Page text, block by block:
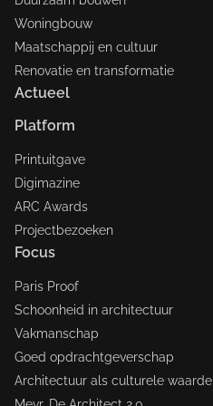
Woningbouw
Maatschappij en cultuur
Renovatie en transformatie
Actueel
Platform
Printuitgave
Digimazine
ARC Awards
Projectbezoeken
Focus
Paris Proof
Schoonheid in architectuur
Vakmanschap
Goed opdrachtgeverschap
Architectuur als culturele waarde